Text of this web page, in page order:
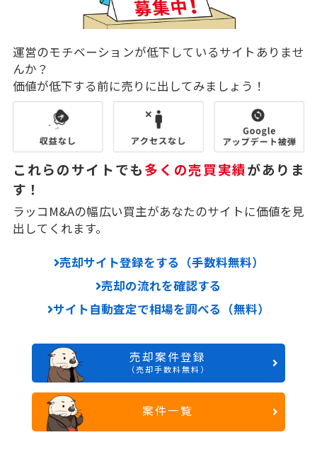
運営のモチベーションが低下しているサイトありませ
んか？
価値が低下する前に売りに出してみましょう！
これらのサイトでも多くの売買実績がありま
す！
ラッコM&Aの幅広い買主があなたのサイトに価値を見
出してくれます。
売却サイト登録をする（手数料無料）
売却の流れを確認する
サイト自動査定で相場を調べる（無料）
売却案件登録
（売却手数料無料）
案件一覧